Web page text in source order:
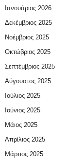
Ιανουάριος 2026
Δεκέμβριος 2025
Νοέμβριος 2025
Οκτώβριος 2025
Σεπτέμβριος 2025
Αύγουστος 2025
Ιούλιος 2025
Ιούνιος 2025
Μάιος 2025
Απρίλιος 2025
Μάρτιος 2025